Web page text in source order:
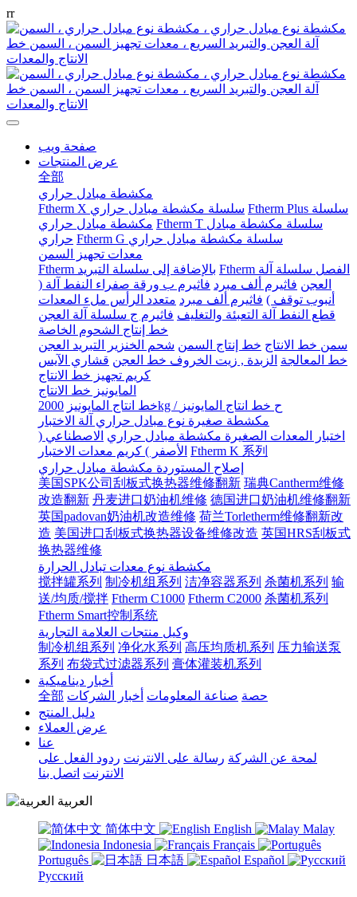
rr
صفحة ويب
عرض المنتجات
全部
مكشطة مبادل حراري
Ftherm X سلسلة مكشطة مبادل حراري Ftherm Plus سلسلة
مكشطة مبادل حراري Ftherm T سلسلة مكشطة مبادل
حراري
Ftherm G سلسلة مكشطة مبادل حراري
معدات تجهيز السمن
Ftherm بالإضافة إلى سلسلة التبريد Ftherm الفصل سلسلة آلة
العجن فاثيرم ألف مبرد فاثيرم ب ورقة صفراء النفط آلة (
أنبوب توقف ) فاثيرم ألف مبرد متعدد الرأس ملء المعدات
قطع النفط آلة التعبئة والتغليف فاثيرم ج سلسلة آلة العجن
خط إنتاج الشحوم الخاصة
سمن خط الانتاج خط إنتاج السمن شحم الخنزير التبريد العجن
خط المعالجة الزبدة , زيت الخروف خط العجن قشاري الآيس
كريم تجهيز خط الانتاج
المايونيز خط الانتاج
خط انتاج المايونيز
2000kg / ح خط انتاج المايونيز
مكشطة صغيرة نوع مبادل حراري آلة الاختبار
اختبار المعدات الصغيرة مكشطة مبادل حراري الاصطناعي (
الأصفر ) كريم معدات الاختبار Ftherm K 系列
إصلاح المستوردة مكشطة مبادل حراري
美国SPK公司刮板式换热器维修翻新 瑞典Cantherm维修
改造翻新 丹麦进口奶油机维修 德国进口奶油机维修翻新
英国padovan奶油机改造维修 荷兰Torletherm维修翻新改
造 美国进口刮板式换热器设备维修改造 英国HRS刮板式
换热器维修
مكشطة نوع معدات تبادل الحرارة
搅拌罐系列 制冷机组系列 洁净容器系列 杀菌机系列 输
送/均质/搅拌 Ftherm C1000 Ftherm C2000 杀菌机系列
Ftherm Smart控制系统
وكيل منتجات العلامة التجارية
制冷机组系列 净化水系列 高压均质机系列 压力输送泵
系列 布袋式过滤器系列 膏体灌装机系列
أخبار ديناميكية
全部
حصة صناعة المعلومات أخبار الشركات
دليل المنتج
عرض العملاء
عنا
لمحة عن الشركة رسالة على الانترنت ردود الفعل على
الانترنت اتصل بنا
العربية
简体中文 English
Malay
Indonesia
Français
Português
日本語
Español
Русский